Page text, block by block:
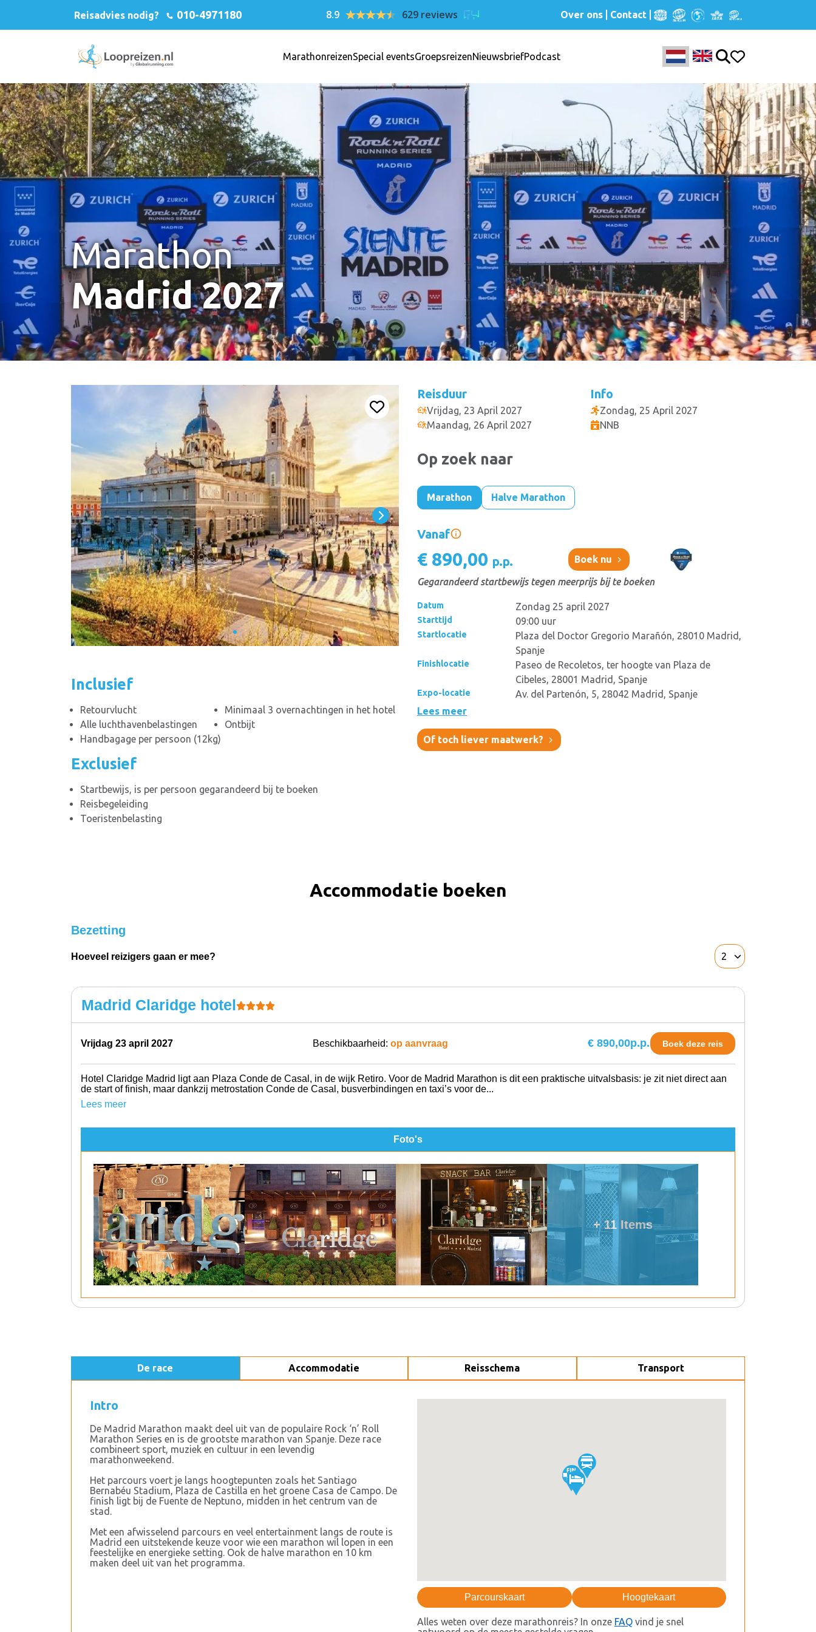
Reisadvies nodig? 010-4971180 8.9 629 reviews Over ons Contact
MarathonreizenSpecial eventsGroepsreizenNieuwsbriefPodcast
Marathon
Madrid 2027
Inclusief
Retourvlucht
Alle luchthavenbelastingen
Handbagage per persoon (12kg)
Minimaal 3 overnachtingen in het hotel
Ontbijt
Exclusief
Startbewijs, is per persoon gegarandeerd bij te boeken
Reisbegeleiding
Toeristenbelasting
Reisduur
Vrijdag, 23 April 2027
Maandag, 26 April 2027
Info
Zondag, 25 April 2027
NNB
Op zoek naar
Marathon Halve Marathon
Vanaf
€ 890,00 p.p. Boek nu
Gegarandeerd startbewijs tegen meerprijs bij te boeken
Datum Zondag 25 april 2027
Starttijd 09:00 uur
Startlocatie
Plaza del Doctor Gregorio Marañón, 28010 Madrid,
Spanje
Finishlocatie
Paseo de Recoletos, ter hoogte van Plaza de
Cibeles, 28001 Madrid, Spanje
Expo-locatie
Av. del Partenón, 5, 28042 Madrid, Spanje
Lees meer
Of toch liever maatwerk?
Accommodatie boeken
Bezetting
Hoeveel reizigers gaan er mee?
Madrid Claridge hotel
vrijdag 23 april 2027 Beschikbaarheid: op aanvraag € 890,00p.p. Boek deze reis
Hotel Claridge Madrid ligt aan Plaza Conde de Casal, in de wijk Retiro. Voor de Madrid Marathon is dit een praktische uitvalsbasis: je zit niet direct aan
de start of finish, maar dankzij metrostation Conde de Casal, busverbindingen en taxi’s voor de...
Lees meer
Foto's
+ 11 Items
De race Accommodatie Reisschema Transport
Intro
De Madrid Marathon maakt deel uit van de populaire Rock ‘n’ Roll
Marathon Series en is de grootste marathon van Spanje. Deze race
combineert sport, muziek en cultuur in een levendig
marathonweekend.
Het parcours voert je langs hoogtepunten zoals het Santiago
Bernabéu Stadium, Plaza de Castilla en het groene Casa de Campo. De
finish ligt bij de Fuente de Neptuno, midden in het centrum van de
stad.
Met een afwisselend parcours en veel entertainment langs de route is
Madrid een uitstekende keuze voor wie een marathon wil lopen in een
feestelijke en energieke setting. Ook de halve marathon en 10 km
maken deel uit van het programma.
Parcourskaart Hoogtekaart
Alles weten over deze marathonreis? In onze FAQ vind je snel